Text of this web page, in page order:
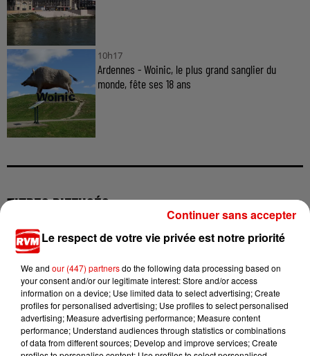
10h17
Ardennes - Woinic, le plus grand sanglier du
monde, fête ses 18 ans
TITRES DIFFUSÉS
20h50
20h50
GOLD BEBE REXHA SOPRANO
Le respect de votre vie privée est notre priorité
We and our (447) partnersdo the following data processing based on
your consent and/or our legitimate interest: Store and/or access
information on a device; Use limited data to select advertising; Create
profiles for personalised advertising; Use profiles to select personalised
advertising; Measure advertising performance; Measure content
performance; Understand audiences through statistics or combinations
of data from different sources; Develop and improve services; Create
Continuer sans accepter